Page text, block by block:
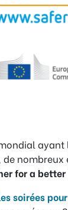
ayant
for a
soirées